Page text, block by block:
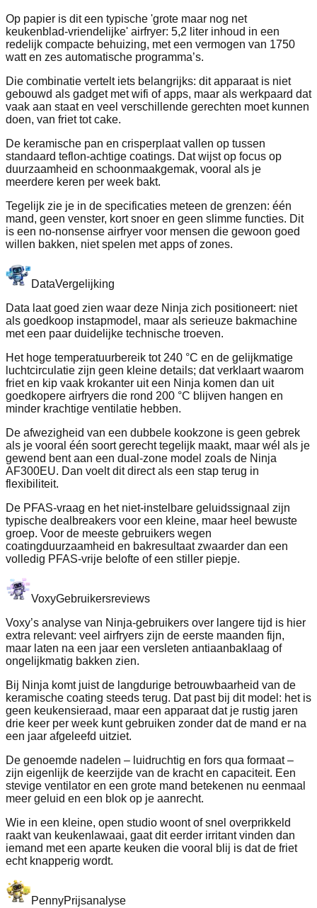
Op papier is dit een typische 'grote maar nog net
keukenblad-vriendelijke' airfryer: 5,2 liter inhoud in een
redelijk compacte behuizing, met een vermogen van 1750
watt en zes automatische programma’s.
Die combinatie vertelt iets belangrijks: dit apparaat is niet
gebouwd als gadget met wifi of apps, maar als werkpaard dat
vaak aan staat en veel verschillende gerechten moet kunnen
doen, van friet tot cake.
De keramische pan en crisperplaat vallen op tussen
standaard teflon-achtige coatings. Dat wijst op focus op
duurzaamheid en schoonmaakgemak, vooral als je
meerdere keren per week bakt.
Tegelijk zie je in de specificaties meteen de grenzen: één
mand, geen venster, kort snoer en geen slimme functies. Dit
is een no-nonsense airfryer voor mensen die gewoon goed
willen bakken, niet spelen met apps of zones.
DataVergelijking
Data laat goed zien waar deze Ninja zich positioneert: niet
als goedkoop instapmodel, maar als serieuze bakmachine
met een paar duidelijke technische troeven.
Het hoge temperatuurbereik tot 240 °C en de gelijkmatige
luchtcirculatie zijn geen kleine details; dat verklaart waarom
friet en kip vaak krokanter uit een Ninja komen dan uit
goedkopere airfryers die rond 200 °C blijven hangen en
minder krachtige ventilatie hebben.
De afwezigheid van een dubbele kookzone is geen gebrek
als je vooral één soort gerecht tegelijk maakt, maar wél als je
gewend bent aan een dual-zone model zoals de Ninja
AF300EU. Dan voelt dit direct als een stap terug in
flexibiliteit.
De PFAS-vraag en het niet-instelbare geluidssignaal zijn
typische dealbreakers voor een kleine, maar heel bewuste
groep. Voor de meeste gebruikers wegen
coatingduurzaamheid en bakresultaat zwaarder dan een
volledig PFAS-vrije belofte of een stiller piepje.
VoxyGebruikersreviews
Voxy’s analyse van Ninja-gebruikers over langere tijd is hier
extra relevant: veel airfryers zijn de eerste maanden fijn,
maar laten na een jaar een versleten antiaanbaklaag of
ongelijkmatig bakken zien.
Bij Ninja komt juist de langdurige betrouwbaarheid van de
keramische coating steeds terug. Dat past bij dit model: het is
geen keukensieraad, maar een apparaat dat je rustig jaren
drie keer per week kunt gebruiken zonder dat de mand er na
een jaar afgeleefd uitziet.
De genoemde nadelen – luidruchtig en fors qua formaat –
zijn eigenlijk de keerzijde van de kracht en capaciteit. Een
stevige ventilator en een grote mand betekenen nu eenmaal
meer geluid en een blok op je aanrecht.
Wie in een kleine, open studio woont of snel overprikkeld
raakt van keukenlawaai, gaat dit eerder irritant vinden dan
iemand met een aparte keuken die vooral blij is dat de friet
echt knapperig wordt.
PennyPrijsanalyse